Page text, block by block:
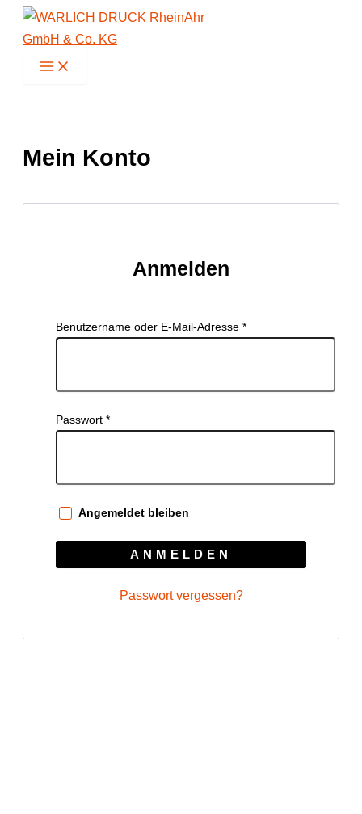
Zum
Inhalt
springen
Mein Konto
Anmelden
Benutzername oder E-Mail-Adresse *Erforderlich
Passwort *Erforderlich
Angemeldet bleiben
ANMELDEN
Passwort vergessen?